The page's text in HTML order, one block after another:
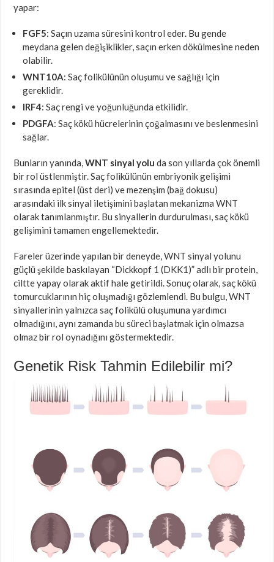
yapar:
FGF5: Saçın uzama süresini kontrol eder. Bu gende
meydana gelen değişiklikler, saçın erken dökülmesine neden
olabilir.
WNT10A: Saç folikülünün oluşumu ve sağlığı için
gereklidir.
IRF4: Saç rengi ve yoğunluğunda etkilidir.
PDGFA: Saç kökü hücrelerinin çoğalmasını ve beslenmesini
sağlar.
Bunların yanında,WNT sinyal yolu da son yıllarda çok önemli
bir rol üstlenmiştir. Saç folikülünün embriyonik gelişimi
sırasında epitel (üst deri) ve mezenşim (bağ dokusu)
arasındaki ilk sinyal iletişimini başlatan mekanizma WNT
olarak tanımlanmıştır. Bu sinyallerin durdurulması, saç kökü
gelişimini tamamen engellemektedir.
Fareler üzerinde yapılan bir deneyde, WNT sinyal yolunu
güçlü şekilde baskılayan “Dickkopf 1 (DKK1)” adlı bir protein,
ciltte yapay olarak aktif hale getirildi. Sonuç olarak, saç kökü
tomurcuklarının hiç oluşmadığı gözlemlendi. Bu bulgu, WNT
sinyallerinin yalnızca saç folikülü oluşumuna yardımcı
olmadığını, aynı zamanda bu süreci başlatmak için olmazsa
olmaz bir rol oynadığını göstermektedir.
Genetik Risk Tahmin Edilebilir mi?